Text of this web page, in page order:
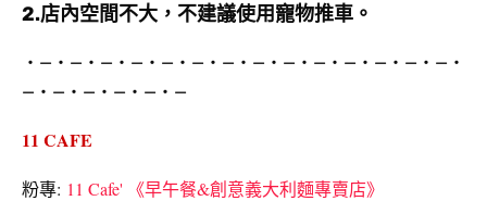
2.店內空間不大，不建議使用寵物推車。
‧—‧—‧—‧—‧—‧—‧—‧—‧—‧—‧—‧—‧—‧—‧
—‧—‧—‧—‧—‧—
11 CAFE
粉專: 11 Cafe' 《早午餐&創意義大利麵專賣店》